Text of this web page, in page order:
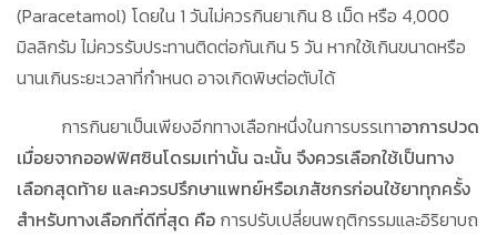
(Paracetamol) โดยใน 1 วันไม่ควรกินยาเกิน 8 เม็ด หรือ 4,000
มิลลิกรัม ไม่ควรรับประทานติดต่อกันเกิน 5 วัน หากใช้เกินขนาดหรือ
นานเกินระยะเวลาที่กำหนด อาจเกิดพิษต่อตับได้
การกินยาเป็นเพียงอีกทางเลือกหนึ่งในการบรรเทาอาการปวด
เมื่อยจากออฟฟิศซินโดรมเท่านั้น ฉะนั้น จึงควรเลือกใช้เป็นทาง
เลือกสุดท้าย และควรปรึกษาแพทย์หรือเภสัชกรก่อนใช้ยาทุกครั้ง
สำหรับทางเลือกที่ดีที่สุด คือ การปรับเปลี่ยนพฤติกรรมและอิริยาบถ